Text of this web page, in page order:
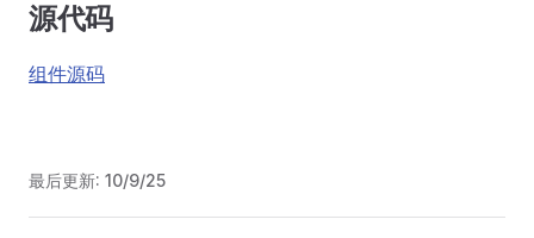
源代码
组件源码
最后更新: 10/9/25